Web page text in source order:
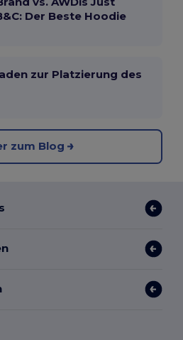
Der Beste Hoodie
zur Platzierung des
zum Blog